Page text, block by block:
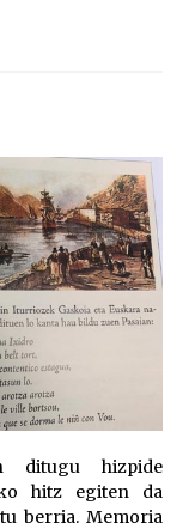
egindako saio
astea, Bilboko
Auzofoniak
live jaialdia
ditugu hizpide
hitz egiten da
berria. Memoria